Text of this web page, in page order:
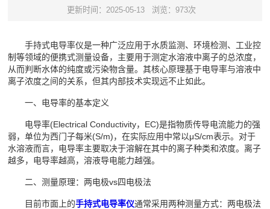
更新时间：2025-05-13 浏览：973次
手持式电导率仪是一种广泛应用于水质监测、环境检测、工业控
制等领域的便携式测量设备，主要用于测定水溶液中离子的总浓度，
从而判断水体的纯度或污染物含量。其核心原理基于电导率与溶液中
离子浓度之间的关系，但其内部技术实现远不止如此。
一、电导率的基本定义
电导率(Electrical Conductivity，EC)是指物质传导电流能力的强
弱，单位为西门子每米(S/m)，在实际应用中常以μS/cm表示。对于
水溶液而言，电导率主要取决于溶解在其中的离子种类和浓度。离子
越多，电导率越高，溶液导电能力越强。
二、测量原理：两电极vs四电极法
目前市面上的手持式电导率仪通常采用两种测量方式：两电极法